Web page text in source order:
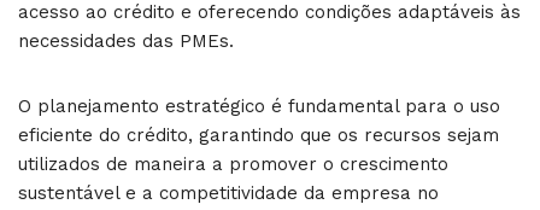
acesso ao crédito e oferecendo condições adaptáveis às
necessidades das PMEs.
O planejamento estratégico é fundamental para o uso
eficiente do crédito, garantindo que os recursos sejam
utilizados de maneira a promover o crescimento
sustentável e a competitividade da empresa no